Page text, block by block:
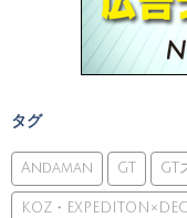
タグ
Andaman GT GT
KOZ・